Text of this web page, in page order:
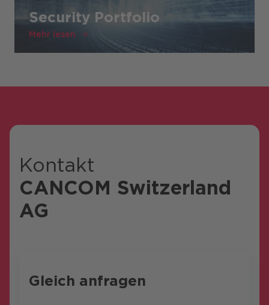
Security Portfolio
Mehr lesen
Kontakt
CANCOM Switzerland
AG
Gleich anfragen